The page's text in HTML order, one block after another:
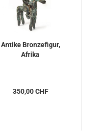
Antike Bronzefigur,
Afrika
350,00 CHF